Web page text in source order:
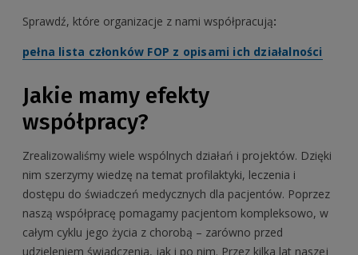
Sprawdź, które organizacje z nami współpracują:
pełna lista członków FOP z opisami ich działalności
Jakie mamy efekty
współpracy?
Zrealizowaliśmy wiele wspólnych działań i projektów. Dzięki
nim szerzymy wiedzę na temat profilaktyki, leczenia i
dostępu do świadczeń medycznych dla pacjentów. Poprzez
naszą współpracę pomagamy pacjentom kompleksowo, w
całym cyklu jego życia z chorobą – zarówno przed
udzieleniem świadczenia, jak i po nim. Przez kilka lat naszej